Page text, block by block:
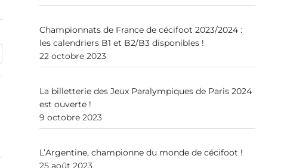
Championnats de France de cécifoot 2023/2024 :
les calendriers B1 et B2/B3 disponibles !
22 octobre 2023
La billetterie des Jeux Paralympiques de Paris 2024
est ouverte !
9 octobre 2023
L’Argentine, championne du monde de cécifoot !
25 août 2023